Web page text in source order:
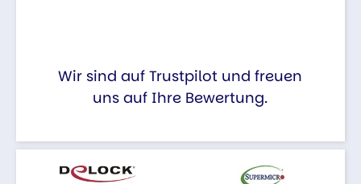
Wir sind auf Trustpilot und freuen
uns auf Ihre Bewertung.